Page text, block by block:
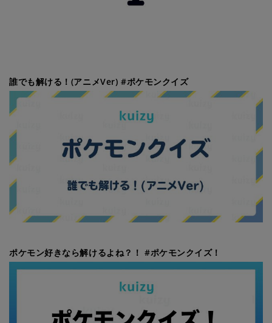
誰でも解ける！(アニメVer) #ポケモンクイズ
ポケモン好きなら解けるよね？！ #ポケモンクイズ！